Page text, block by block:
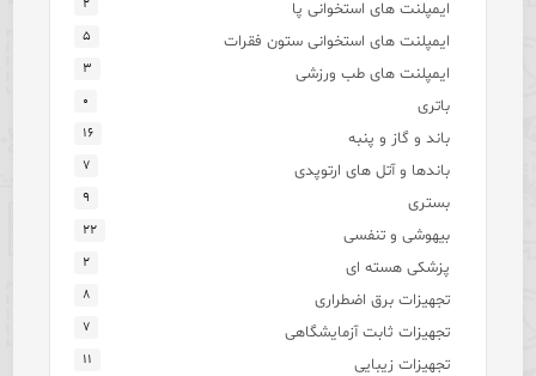
ایمپلنت های استخوانی پا ۲
ایمپلنت های استخوانی ستون فقرات ۵
ایمپلنت های طب ورزشی ۳
باتری ۰
باند و گاز و پنبه ۱۶
باندها و آتل های ارتوپدی ۷
بستری ۹
بیهوشی و تنفسی ۲۲
پزشکی هسته ای ۲
تجهیزات برق اضطراری ۸
تجهیزات ثابت آزمایشگاهی ۷
تجهیزات زیبایی ۱۱